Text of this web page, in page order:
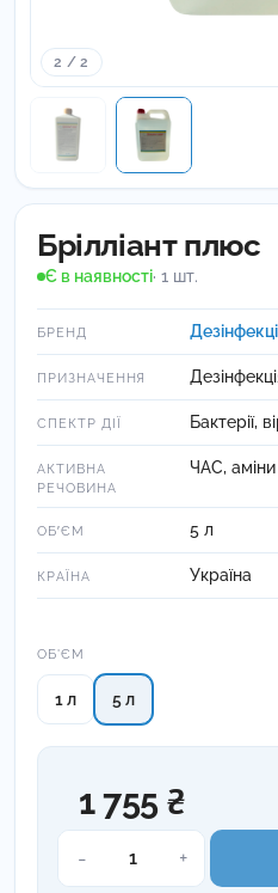
2 / 2
Брілліант плюс
Є в наявності· 1 шт.
БРЕНД
ПРИЗНАЧЕННЯ
СПЕКТР ДІЇ Бактерії,
АКТИВНА
РЕЧОВИНА
ЧАС, аміни
ОБʼЄМ 5 л
КРАЇНА Україна
ОБ'ЄМ
1 л 5 л
1 755 ₴
-
Брілліант
+